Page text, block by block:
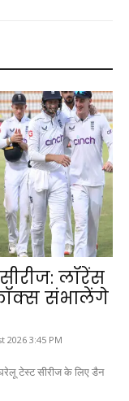
लॉरेंस
संभालेंगे
2026 3:45 PM
टेस्ट सीरीज के लिए डैन